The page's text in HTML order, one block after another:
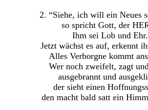
2. “Siehe, ich will ein Neues
so spricht Gott, der
Ihm sei Lob und Ehr.
Jetzt wächst es auf, erkennt
Alles Verborgne kommt
Wer noch zweifelt, zagt
ausgebrannt und
der sieht einen
den macht bald satt ein